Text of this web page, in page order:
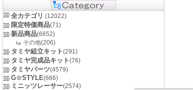
全カテゴリ (12022)
限定特価商品(71)
新品商品(6652)
その他(206)
タミヤ組立キット(291)
タミヤ完成品キット(76)
タミヤパーツ(4579)
G☆STYLE(666)
ミニッツレーサー(2574)